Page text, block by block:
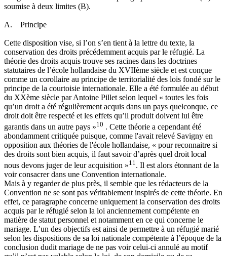
soumise à deux limites (B).
A. Principe
Cette disposition vise, si l’on s’en tient à la lettre du texte, la
conservation des droits précédemment acquis par le réfugié. La
théorie des droits acquis trouve ses racines dans les doctrines
statutaires de l’école hollandaise du XVIIème siècle et est conçue
comme un corollaire au principe de territorialité des lois fondé sur le
principe de la courtoisie internationale. Elle a été formulée au début
du XXème siècle par Antoine Pillet selon lequel « toutes les fois
qu’un droit a été régulièrement acquis dans un pays quelconque, ce
droit doit être respecté et les effets qu’il produit doivent lui être
garantis dans un autre pays »10 . Cette théorie a cependant été
abondamment critiquée puisque, comme l'avait relevé Savigny en
opposition aux théories de l'école hollandaise, « pour reconnaitre si
des droits sont bien acquis, il faut savoir d’après quel droit local
nous devons juger de leur acquisition »11 . Il est alors étonnant de la
voir consacrer dans une Convention internationale.
Mais à y regarder de plus près, il semble que les rédacteurs de la
Convention ne se sont pas véritablement inspirés de cette théorie. En
effet, ce paragraphe concerne uniquement la conservation des droits
acquis par le réfugié selon la loi anciennement compétente en
matière de statut personnel et notamment en ce qui concerne le
mariage. L’un des objectifs est ainsi de permettre à un réfugié marié
selon les dispositions de sa loi nationale compétente à l’époque de la
conclusion dudit mariage de ne pas voir celui-ci annulé au motif